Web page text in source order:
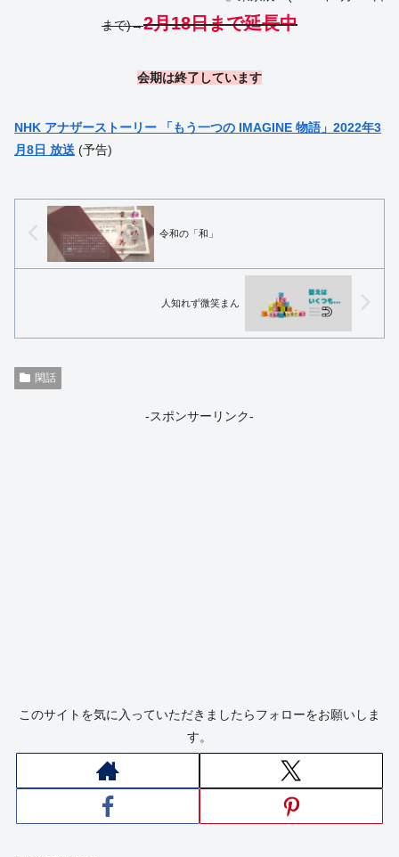
まで)→2月18日まで延長中
会期は終了しています
NHK アナザーストーリー 「もう一つの IMAGINE 物語」2022年3
月8日 放送 (予告)
令和の「和」
人知れず微笑まん
閑話
-スポンサーリンク-
このサイトを気に入っていただきましたらフォローをお願いしま
す。